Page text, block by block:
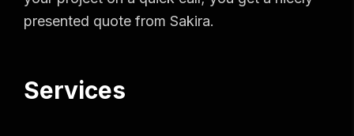
presented quote from Sakira.
Services